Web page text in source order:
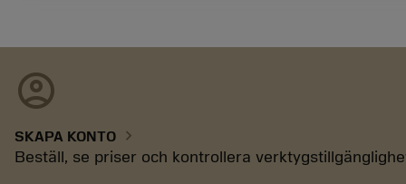
account_circle
SKAPA KONTO chevron_right
Beställ, se priser och kontrollera